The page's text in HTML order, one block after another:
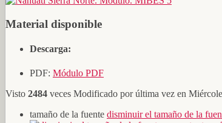
Material disponible
Descarga:
PDF: Módulo PDF
Visto 2484 veces Modificado por última vez en
tamaño de la fuente disminuir el tamaño de la